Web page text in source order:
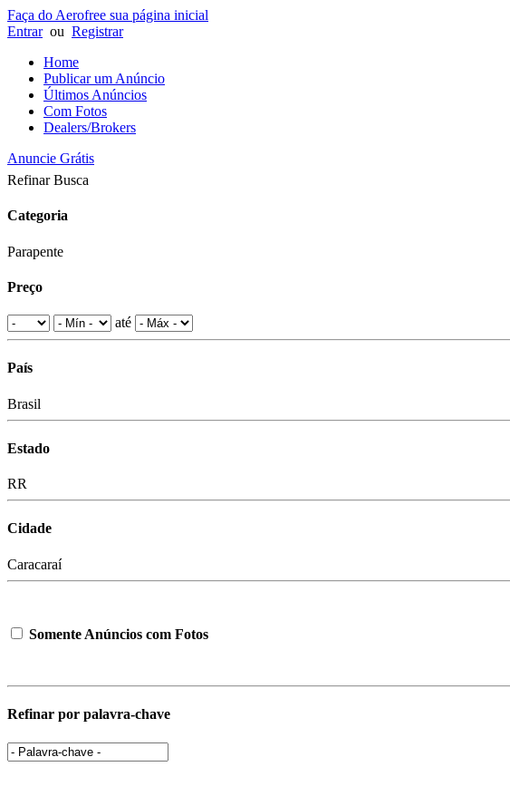
Faça do Aerofree sua página inicial
Entrarou Registrar
Home
Publicar um Anúncio
Últimos Anúncios
Com Fotos
Dealers/Brokers
Anuncie Grátis
Refinar Busca
Categoria
Parapente
Preço
até
País
Brasil
Estado
RR
Cidade
Caracaraí
Somente Anúncios com Fotos
Refinar por palavra-chave